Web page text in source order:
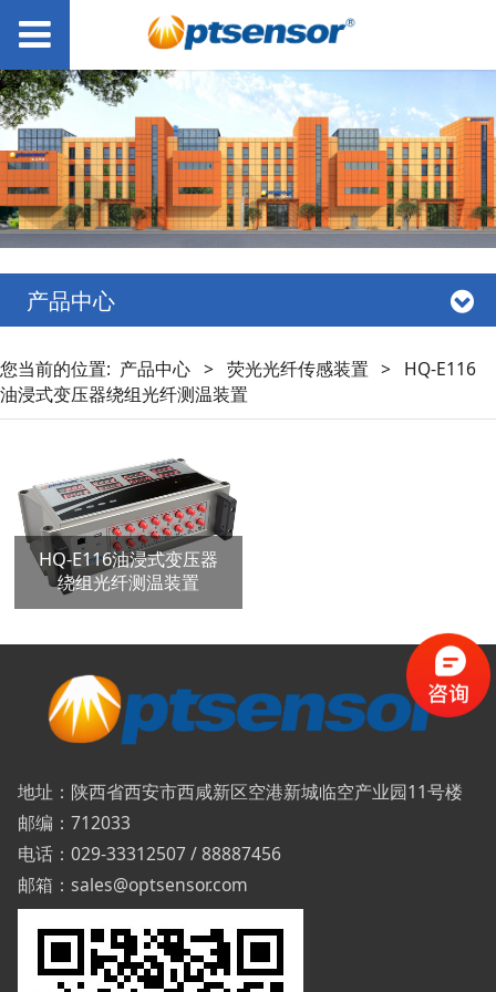
产品中心
您当前的位置: 产品中心 > 荧光光纤传感装置 > HQ-E116
油浸式变压器绕组光纤测温装置
HQ-E116油浸式变压器
绕组光纤测温装置
地址：陕西省西安市西咸新区空港新城临空产业园11号楼
邮编：712033
电话：029-33312507 / 88887456
邮箱：sales@optsensor.com